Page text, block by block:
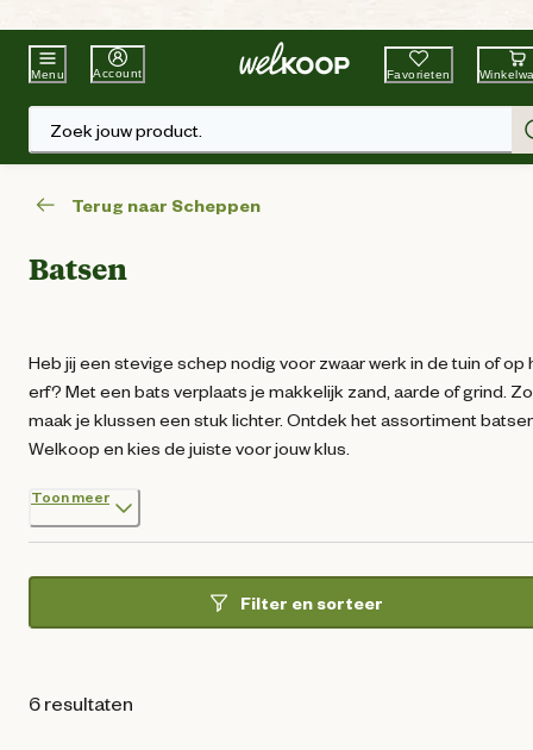
Beste WinkelketenTuin & Dier
Menu Account Favorieten
Zoek jouw product.
Terug naar Scheppen
Batsen
Heb jij een stevige schep nodig voor zwaar werk in de tuin of op
erf? Met een bats verplaats je makkelijk zand, aarde of grind. Zo
maak je klussen een stuk lichter. Ontdek het assortiment
Welkoop en kies de juiste voor jouw klus.
Toon meer
Filter en sorteer
6 resultaten